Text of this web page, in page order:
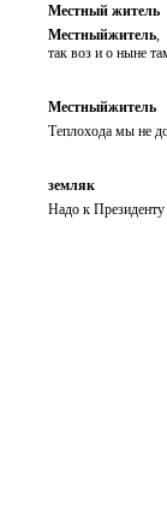
Местный житель
Местныйжитель
так воз и о ныне
Местныйжитель
Теплохода мы не
земляк
Надо к